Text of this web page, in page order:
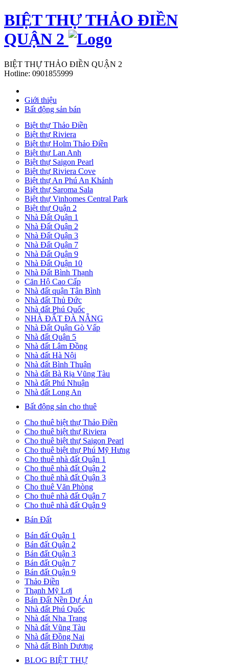
BIỆT THỰ THẢO ĐIỀN
QUẬN 2
BIỆT THỰ THẢO ĐIỀN QUẬN 2
Hotline: 0901855999
Giới thiệu
Bất động sản bán
Biệt thự Thảo Điền
Biệt thự Riviera
Biệt thự Holm Thảo Điền
Biệt thự Lan Anh
Biệt thự Saigon Pearl
Biệt thự Riviera Cove
Biệt thự An Phú An Khánh
Biệt thự Saroma Sala
Biệt thự Vinhomes Central Park
Biệt thự Quận 2
Nhà Đất Quận 1
Nhà Đất Quận 2
Nhà Đất Quận 3
Nhà Đất Quận 7
Nhà Đất Quận 9
Nhà Đất Quận 10
Nhà Đất Bình Thạnh
Căn Hộ Cao Cấp
Nhà đất quận Tân Bình
Nhà đất Thủ Đức
Nhà đất Phú Quốc
NHÀ ĐẤT ĐÀ NẴNG
Nhà Đất Quận Gò Vấp
Nhà đất Quận 5
Nhà đất Lâm Đồng
Nhà đất Hà Nội
Nhà đất Bình Thuận
Nhà đất Bà Rịa Vũng Tàu
Nhà đất Phú Nhuận
Nhà đất Long An
Bất động sản cho thuê
Cho thuê biệt thự Thảo Điền
Cho thuê biệt thự Riviera
Cho thuê biệt thự Saigon Pearl
Cho thuê biệt thự Phú Mỹ Hưng
Cho thuê nhà đất Quận 1
Cho thuê nhà đất Quận 2
Cho thuê nhà đất Quận 3
Cho thuê Văn Phòng
Cho thuê nhà đất Quận 7
Cho thuê nhà đất Quận 9
Bán Đất
Bán đất Quận 1
Bán đất Quận 2
Bán đất Quận 3
Bán đất Quận 7
Bán đất Quận 9
Thảo Điền
Thạnh Mỹ Lợi
Bán Đất Nền Dự Án
Nhà đất Phú Quốc
Nhà đất Nha Trang
Nhà đất Vũng Tàu
Nhà đất Đồng Nai
Nhà đất Bình Dương
BLOG BIỆT THỰ